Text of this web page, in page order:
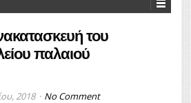
του
παλαιού
2018 No Comment